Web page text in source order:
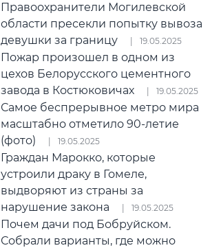
Правоохранители Могилевской
области пресекли попытку вывоза
девушки за границу
19.05.2025
Пожар произошел в одном из
цехов Белорусского цементного
завода в Костюковичах
19.05.2025
Самое беспрерывное метро мира
масштабно отметило 90-летие
(фото)
19.05.2025
Граждан Марокко, которые
устроили драку в Гомеле,
выдворяют из страны за
нарушение закона
19.05.2025
Почем дачи под Бобруйском.
Собрали варианты, где можно